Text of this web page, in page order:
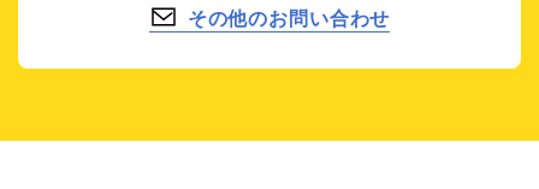
その他のお問い合わせ